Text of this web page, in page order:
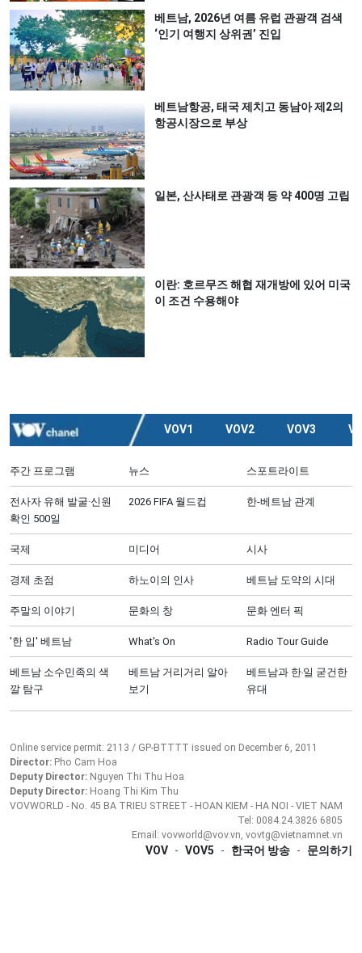
베트남, 2026년 여름 유럽 관광객 검색
‘인기 여행지 상위권’ 진입
베트남항공, 태국 제치고 동남아 제2의
항공시장으로 부상
일본, 산사태로 관광객 등 약 400명 고립
이란: 호르무즈 해협 재개방에 있어 미국
이 조건 수용해야
VOV1 VOV2 VOV3
주간 프로그램 뉴스 스포트라이트
전사자 유해 발굴·신원
확인 500일
2026 FIFA 월드컵 한-베트남 관계
국제 미디어 시사
경제 초점 하노이의 인사 베트남 도약의 시대
주말의 이야기 문화의 창 문화 엔터 픽
'한 입' 베트남 What's On Radio Tour Guide
베트남 소수민족의 색
깔 탐구
베트남 거리거리 알아
보기
베트남과 한‧일 굳건한
유대
Online service permit: 2113 / GP-BTTTT issued on December 6, 2011
Director: Pho Cam Hoa
Deputy Director: Nguyen Thi Thu Hoa
Deputy Director: Hoang Thi Kim Thu
VOVWORLD - No. 45 BA TRIEU STREET - HOAN KIEM - HA NOI - VIET NAM
Tel: 0084.24.3826 6805
Email: vovworld@vov.vn, vovtg@vietnamnet.vn
VOV - VOV5 - 한국어 방송 - 문의하기